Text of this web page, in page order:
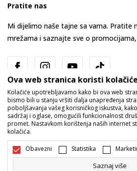
Pratite nas
Mi dijelimo naše tajne sa vama. Pratite
mrežama i saznajte sve o
Bosna i Hercegovina Promijenite
Ova web stranica koristi kolačiće
Kolačiće upotrebljavamo kako bi ova web
bismo bili u stanju vršiti dalja unapređenja
poboljšavanja vašeg korisničkog iskustva,
sadržaj i oglase, omogućili funkcionalnost
promet. Nastavkom korištenja naših internet
kolačića.
Obavezni Statistika
Saznaj više